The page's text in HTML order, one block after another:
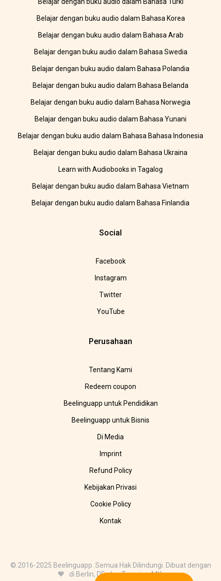
Belajar dengan buku audio dalam Bahasa Korea
Belajar dengan buku audio dalam Bahasa Arab
Belajar dengan buku audio dalam Bahasa Swedia
Belajar dengan buku audio dalam Bahasa Polandia
Belajar dengan buku audio dalam Bahasa Belanda
Belajar dengan buku audio dalam Bahasa Norwegia
Belajar dengan buku audio dalam Bahasa Yunani
Belajar dengan buku audio dalam Bahasa Bahasa Indonesia
Belajar dengan buku audio dalam Bahasa Ukraina
Learn with Audiobooks in Tagalog
Belajar dengan buku audio dalam Bahasa Vietnam
Belajar dengan buku audio dalam Bahasa Finlandia
Social
Facebook
Instagram
Twitter
YouTube
Perusahaan
Tentang Kami
Redeem coupon
Beelinguapp untuk Pendidikan
Beelinguapp untuk Bisnis
Di Media
Imprint
Refund Policy
Kebijakan Privasi
Cookie Policy
Kontak
© 2016-2025 Beelinguapp. Semua Hak Dilindungi. Dibuat dengan
🧡 di Berlin, DE, dan Tampico, MX.